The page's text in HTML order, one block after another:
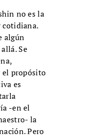
no es la
cotidiana.
algún
Se
el propósito
es
-en el
la
Pero